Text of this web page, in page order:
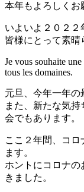
本年もよろしくお
いよいよ２０２２
皆様にとって素晴
Je vous souhaite
tous les domaines.
元旦、今年一年の
また、新たな気
会でもあります。
ここ２年間、コ
ます。
ホントにコロナの
きました。